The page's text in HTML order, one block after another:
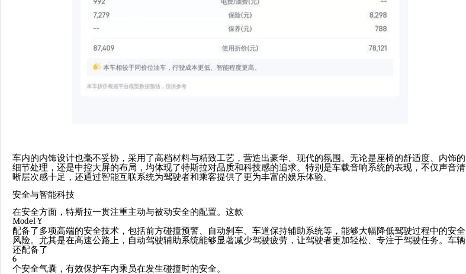
车内的内饰设计也毫不妥协，采用了高档材料与精致工艺，营造出豪华、现代的氛围。无论是座椅的舒适度、内饰的
细节处理，还是中控大屏的布局，均体现了特斯拉对品质和科技感的追求。特别是车载音响系统的表现，不仅声音清
晰层次感十足，还通过智能互联系统为驾驶者和乘客提供了更为丰富的娱乐体验。
安全与智能科技
在安全方面，特斯拉一贯注重主动与被动安全的配置。这款
Model Y
配备了多项高端的安全技术，包括前方碰撞预警、自动刹车、车道保持辅助系统等，能够大幅降低驾驶过程中的安全
风险。尤其是在高速公路上，自动驾驶辅助系统能够显著减少驾驶疲劳，让驾驶者更加轻松、专注于驾驶任务。车辆
还配备了
6
个安全气囊，有效保护车内乘员在发生碰撞时的安全。